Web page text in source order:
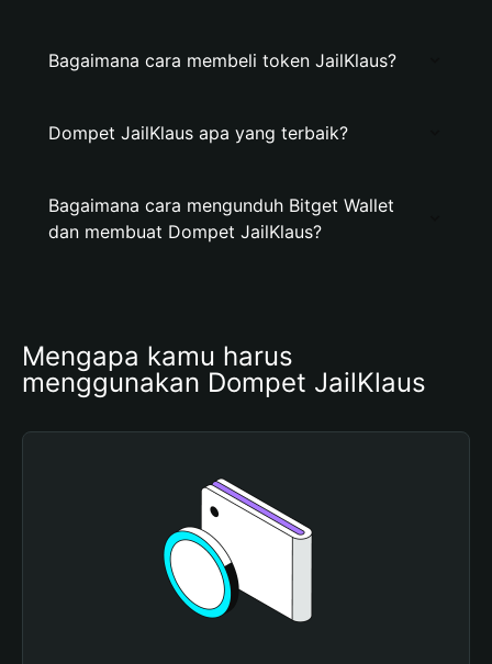
Bagaimana cara membeli token JailKlaus?
Dompet JailKlaus apa yang terbaik?
Bagaimana cara mengunduh Bitget Wallet
dan membuat Dompet JailKlaus?
Mengapa kamu harus
menggunakan Dompet JailKlaus